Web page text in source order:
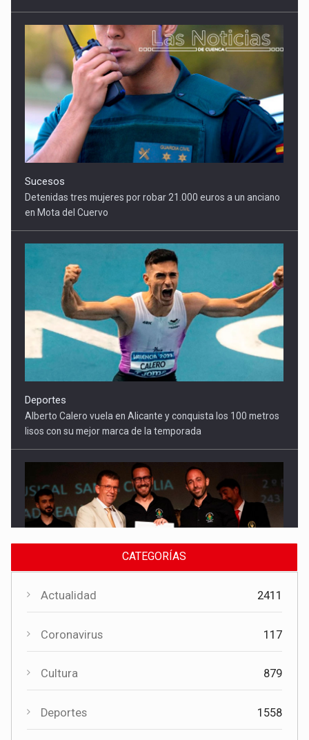
Detenidas tres mujeres por robar 21.000 euros a un anciano
en Mota del Cuervo
Deportes
Alberto Calero vuela en Alicante y conquista los 100 metros
lisos con su mejor marca de la temporada
Cultura
El Gobierno regional apoya el Certamen de Bandas de Mota
del Cuervo con 18.000 euros
Cultura
El Certamen "Villa Cervantina" vuelve a situar a Mota del
CATEGORÍAS
Actualidad 2411
Coronavirus 117
Cultura 879
Deportes 1558